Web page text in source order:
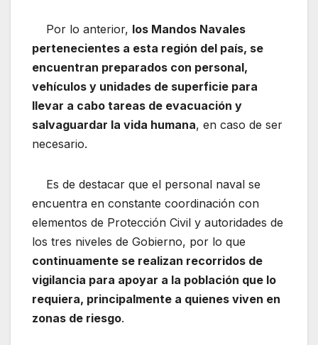
Por lo anterior, los Mandos Navales
pertenecientes a esta región del país, se
encuentran preparados con personal,
vehículos y unidades de superficie para
llevar a cabo tareas de evacuación y
salvaguardar la vida humana, en caso de ser
necesario.
Es de destacar que el personal naval se
encuentra en constante coordinación con
elementos de Protección Civil y autoridades de
los tres niveles de Gobierno, por lo que
continuamente se realizan recorridos de
vigilancia para apoyar a la población que lo
requiera, principalmente a quienes viven en
zonas de riesgo.